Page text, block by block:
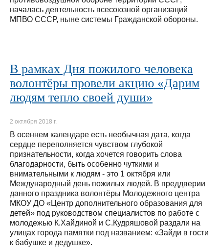
началась деятельность всесоюзной организаций
МПВО СССР, ныне системы Гражданской обороны.
В рамках Дня пожилого человека
волонтёры провели акцию «Дарим
людям тепло своей души»
2 октября 2018 г.
В осеннем календаре есть необычная дата, когда
сердце переполняется чувством глубокой
признательности, когда хочется говорить слова
благодарности, быть особенно чуткими и
внимательными к людям - это 1 октября или
Международный день пожилых людей. В преддверии
данного праздника волонтёры Молодежного центра
МКОУ ДО «Центр дополнительного образования для
детей» под руководством специалистов по работе с
молодежью К.Хайдиной и С.Кудряшовой раздали на
улицах города памятки под названием: «Зайди в гости
к бабушке и дедушке».